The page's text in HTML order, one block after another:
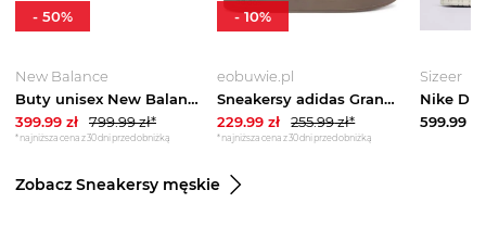
New Balance
Buty unisex New Balance M1000T – szare
399.99 zł 799.99zł*
*najniższa cena z 30 dni przed obniżką
- 50%
eobuwie.pl
Sneakersy adidas Grand Court 2.0 JS1702 Szary
229.99 zł 255.99zł*
*najniższa cena z 30 dni przed obniżką
-10%
Sizeer
Nike
599.99zł
Zobacz Sneakersy męskie